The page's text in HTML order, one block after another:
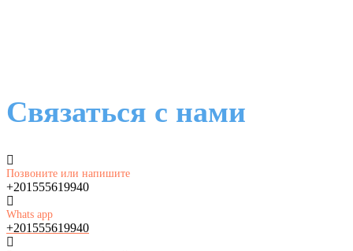
Связаться с нами
Позвоните или напишите
+201555619940
Whats app
+201555619940